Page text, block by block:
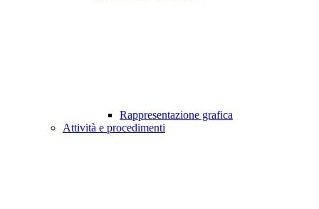
Rappresentazione grafica
Attività e procedimenti